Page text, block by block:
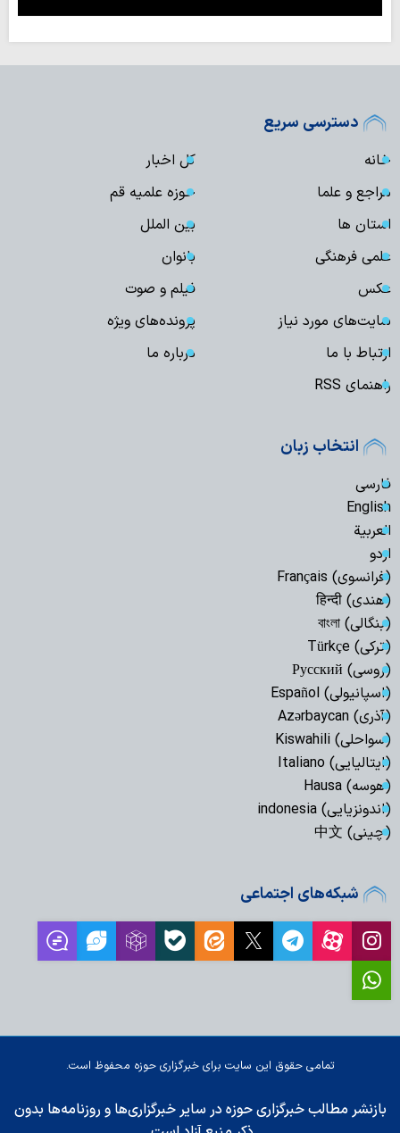
دسترسی سریع
خانه
کل اخبار
مراجع و علما
حوزه علمیه قم
استان ها
بین الملل
علمی فرهنگی
بانوان
عکس
فیلم و صوت
سایت‌های مورد نیاز
پرونده‌های ویژه
ارتباط با ما
درباره ما
راهنمای RSS
انتخاب زبان
فارسی
English
العربیة
اردو
(فرانسوی) Français
(هندی) हिन्दी
(بنگالی) বাংলা
(ترکی) Türkçe
(روسی) Русский
(اسپانیولی) Español
(آذری) Azərbaycan
(سواحلی) Kiswahili
(ایتالیایی) Italiano
(هوسه) Hausa
(اندونزیایی) indonesia
(چینی) 中文
شبکه‌های اجتماعی
تمامی حقوق این سایت برای خبرگزاری حوزه محفوظ است.
بازنشر مطالب خبرگزاری حوزه در سایر خبرگزاری‌ها و روزنامه‌ها بدون